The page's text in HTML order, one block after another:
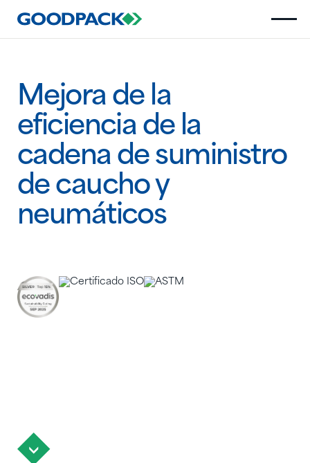
Mejora de la
eficiencia de la
cadena de suministro
de caucho y
neumáticos